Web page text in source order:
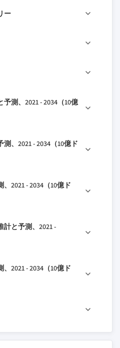
チ
めの主要トレンド
義
ー
ノロジープロバイダー
易量の混乱
プライサイドの影響（原材料）
生産コストへの影響
エンド市場への価格伝達
消費者の反応パターン
分析
測、2021 - 2034（10億
ィ
、2021 - 2034（10億ド
2021 - 2034（10億ド
ク
車
と予測、2021 -
2021 - 2034（10億ド